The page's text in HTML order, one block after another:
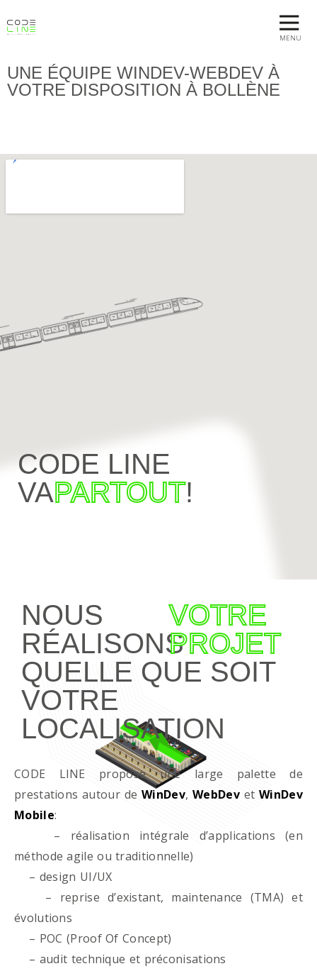
MENU
UNE ÉQUIPE WINDEV-WEBDEV À
VOTRE DISPOSITION À BOLLÈNE
CODE LINE
VAPARTOUT!
NOUS
RÉALISONS
VOTRE
PROJET
QUELLE QUE SOIT
VOTRE
LOCALISATION
CODE LINE propose une large palette de
prestations autour deWinDev,WebDevet WinDev
Mobile:
– réalisation intégrale d’applications (en
méthode agile ou traditionnelle)
– design UI/UX
– reprise d’existant, maintenance (TMA) et
évolutions
– POC (Proof Of Concept)
– audit technique et préconisations